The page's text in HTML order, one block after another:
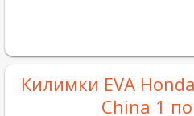
Килимки EVA
China 1